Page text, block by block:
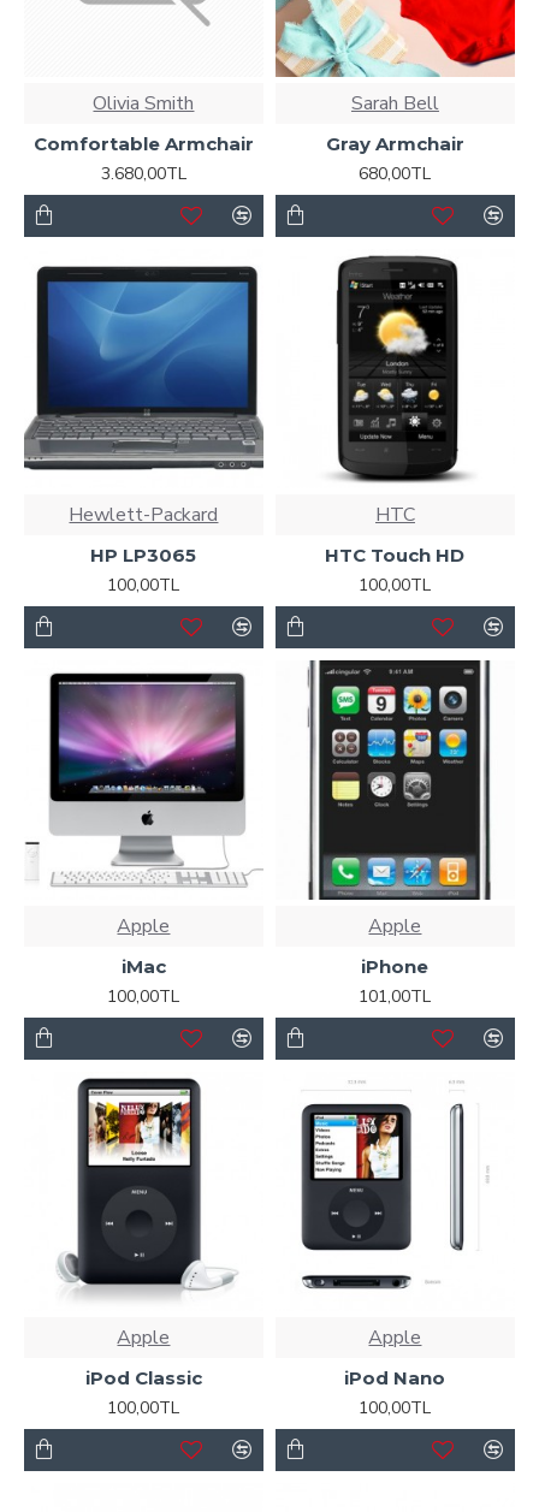
Olivia Smith
Comfortable Armchair
3.680,00TL
Sarah Bell
Gray Armchair
680,00TL
Hewlett-Packard
HP LP3065
100,00TL
HTC
HTC Touch HD
100,00TL
Apple
iMac
100,00TL
Apple
iPhone
101,00TL
Apple
iPod Classic
100,00TL
Apple
iPod Nano
100,00TL